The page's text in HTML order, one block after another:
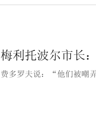
梅利托波尔市长
费多罗夫说：“他们被嘲